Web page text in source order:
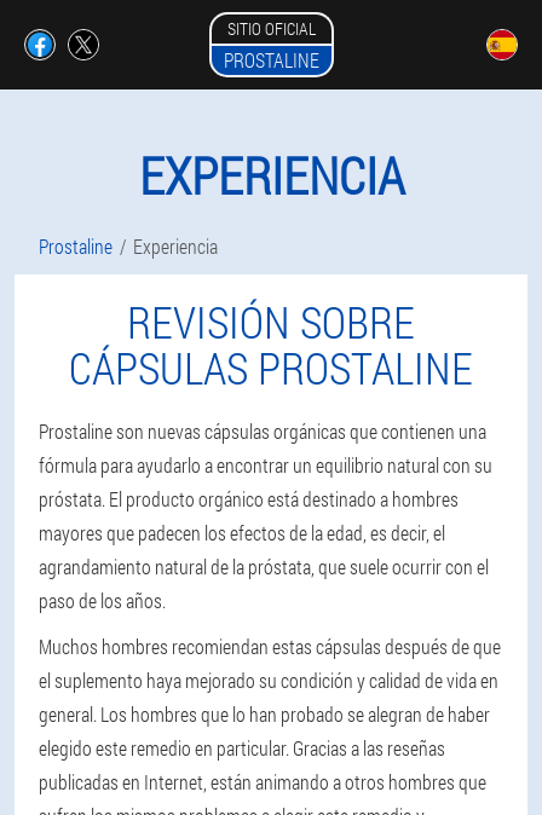
SITIO OFICIAL
PROSTALINE
EXPERIENCIA
Prostaline Experiencia
REVISIÓN SOBRE
CÁPSULAS PROSTALINE
Prostaline son nuevas cápsulas orgánicas que contienen una
fórmula para ayudarlo a encontrar un equilibrio natural con su
próstata. El producto orgánico está destinado a hombres
mayores que padecen los efectos de la edad, es decir, el
agrandamiento natural de la próstata, que suele ocurrir con el
paso de los años.
Muchos hombres recomiendan estas cápsulas después de que
el suplemento haya mejorado su condición y calidad de vida en
general. Los hombres que lo han probado se alegran de haber
elegido este remedio en particular. Gracias a las reseñas
publicadas en Internet, están animando a otros hombres que